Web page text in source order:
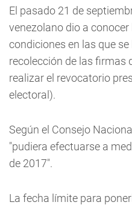
El pasado 21 de
venezolano dio a
condiciones en las que
recolección de las firmas
realizar el revocatorio
electoral).
Según el Consejo
"pudiera efectuarse a
de 2017".
La fecha límite para